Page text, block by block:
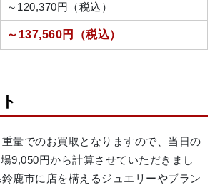
～120,370円（税込）
～137,560円（税込）
量でのお買取となりますので、当日の
9,050円から計算させていただきまし
鹿市に店を構えるジュエリーやブラン